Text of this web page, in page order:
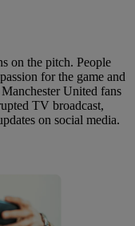
on the pitch. People
for the game and
United fans
TV broadcast,
on social media.